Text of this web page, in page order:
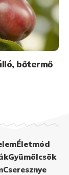
bőtermő
Életmód
Gyümölcsök
Cseresznye